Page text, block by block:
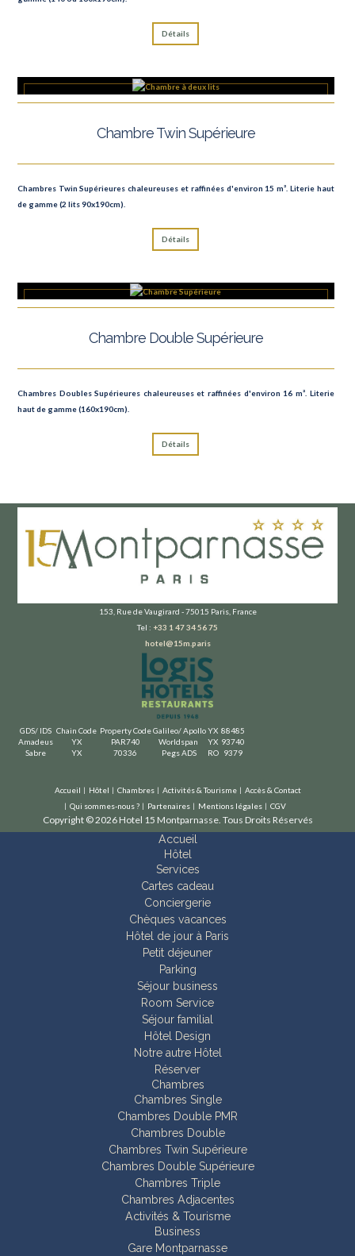
Détails
Chambre Twin Supérieure
Chambres Twin Supérieures chaleureuses et raffinées d'environ 15 m². Literie haut
de gamme (2 lits 90x190cm).
Détails
Chambre Double Supérieure
Chambres Doubles Supérieures chaleureuses et raffinées d'environ 16 m². Literie
haut de gamme (160x190cm).
Détails
153, Rue de Vaugirard - 75015 Paris, France
Tel : +33 1 47 34 56 75
hotel@15m.paris
GDS/ IDS Chain Code Property CodeGalileo/ ApolloYX 88485
Amadeus
YX PAR740 Worldspan YX 93740
Sabre
YX 70336 Pegs ADS RO 9379
Accueil Hôtel Chambres Activités & Tourisme
Accès & Contact
Qui sommes-nous ?
Partenaires Mentions légales CGV
Copyright © 2026 Hotel 15 Montparnasse. Tous Droits Réservés
Accueil
Hôtel
Services
Cartes cadeau
Conciergerie
Chèques vacances
Hôtel de jour à Paris
Petit déjeuner
Parking
Séjour business
Room Service
Séjour familial
Hôtel Design
Notre autre Hôtel
Réserver
Chambres
Chambres Single
Chambres Double PMR
Chambres Double
Chambres Twin Supérieure
Chambres Double Supérieure
Chambres Triple
Chambres Adjacentes
Activités & Tourisme
Business
Gare Montparnasse